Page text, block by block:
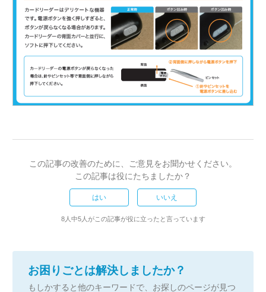
この記事の改善のために、ご意見をお聞かせください。
この記事は役にたちましたか？
はい いいえ
8人中5人がこの記事が役に立ったと言っています
お困りごとは解決しましたか？
もしかすると他のキーワードで、お探しのページが見つ